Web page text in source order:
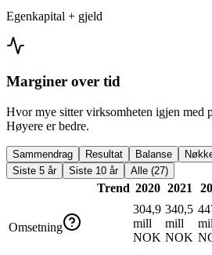
Egenkapital + gjeld
Marginer over tid
Hvor mye sitter virksomheten igjen med
Høyere er bedre.
Sammendrag Resultat Balanse
Siste 5 år
Siste 10 år Alle (27)
Trend 2020 2021
Omsetning
304,9
mill
NOK
340,5
mill
NOK